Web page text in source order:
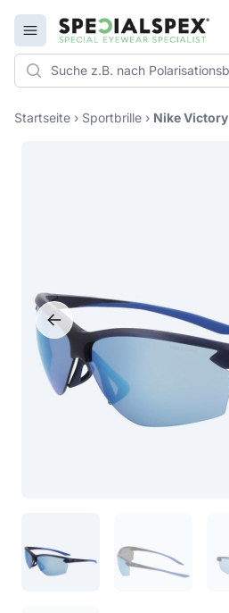
Open menu
Specialspex Logo
Startseite › Sportbrille › Nike Victory